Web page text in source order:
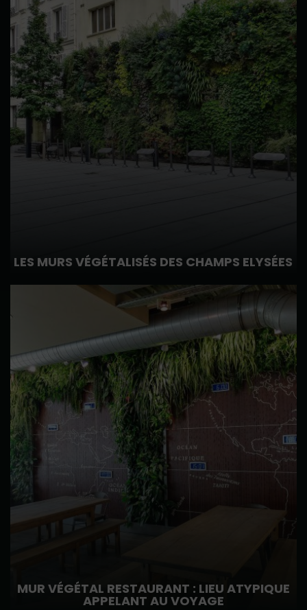
LES MURS VÉGÉTALISÉS DES CHAMPS ELYSÉES
MUR VÉGÉTAL RESTAURANT : LIEU ATYPIQUE
APPELANT AU VOYAGE